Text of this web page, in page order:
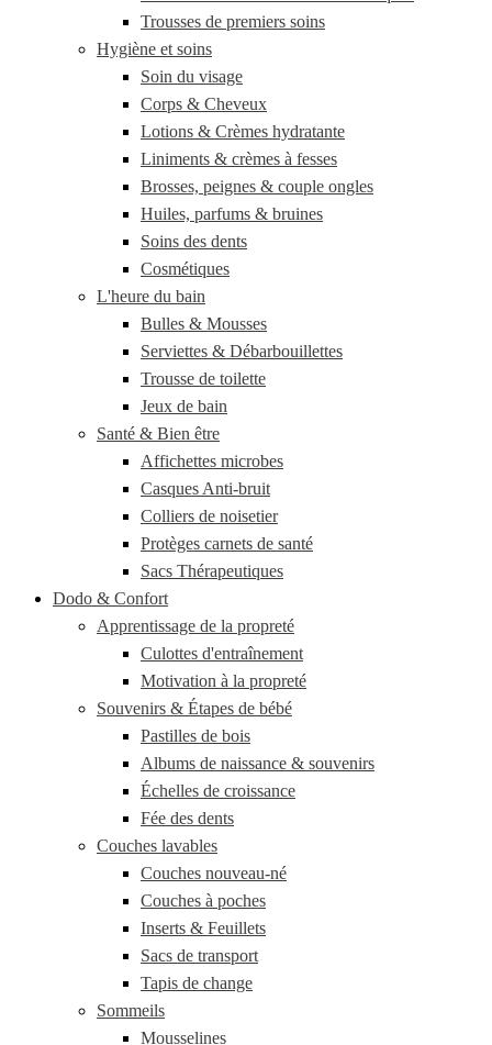
Trousses de premiers soins
Hygiène et soins
Soin du visage
Corps & Cheveux
Lotions & Crèmes hydratante
Liniments & crèmes à fesses
Brosses, peignes & couple ongles
Huiles, parfums & bruines
Soins des dents
Cosmétiques
L'heure du bain
Bulles & Mousses
Serviettes & Débarbouillettes
Trousse de toilette
Jeux de bain
Santé & Bien être
Affichettes microbes
Casques Anti-bruit
Colliers de noisetier
Protèges carnets de santé
Sacs Thérapeutiques
Dodo & Confort
Apprentissage de la propreté
Culottes d'entraînement
Motivation à la propreté
Souvenirs & Étapes de bébé
Pastilles de bois
Albums de naissance & souvenirs
Échelles de croissance
Fée des dents
Couches lavables
Couches nouveau-né
Couches à poches
Inserts & Feuillets
Sacs de transport
Tapis de change
Sommeils
Mousselines